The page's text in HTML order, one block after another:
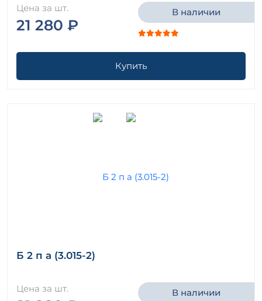
Цена за шт.
21 280 ₽
В наличии
Купить
Б 2 п а (3.015-2)
Цена за шт. В наличии